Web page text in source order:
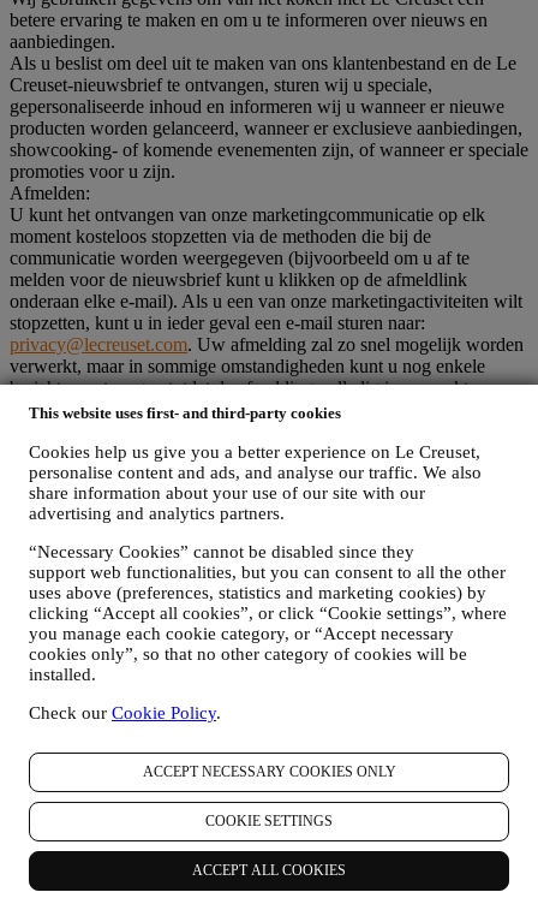
This website uses first- and third-party cookies
Cookies help us give you a better experience on Le Creuset,
personalise content and ads, and analyse our traffic. We also
share information about your use of our site with our
advertising and analytics partners.
“Necessary Cookies” cannot be disabled since they
support web functionalities, but you can consent to all the other
uses above (preferences, statistics and marketing cookies) by
clicking “Accept all cookies”, or click “Cookie settings”, where
you manage each cookie category, or “Accept necessary
cookies only”, so that no other category of cookies will be
installed.
Check our Cookie Policy.
ACCEPT NECESSARY COOKIES ONLY
COOKIE SETTINGS
ACCEPT ALL COOKIES
betere ervaring te maken en om u te informeren over nieuws en
aanbiedingen.
Als u beslist om deel uit te maken van ons klantenbestand en de Le
Creuset-nieuwsbrief te ontvangen, sturen wij u speciale,
gepersonaliseerde inhoud en informeren wij u wanneer er nieuwe
producten worden gelanceerd, wanneer er exclusieve aanbiedingen,
showcooking- of komende evenementen zijn, of wanneer er speciale
promoties voor u zijn.
Afmelden:
U kunt het ontvangen van onze marketingcommunicatie op elk
moment kosteloos stopzetten via de methoden die bij de
communicatie worden weergegeven (bijvoorbeeld om u af te
melden voor de nieuwsbrief kunt u klikken op de afmeldlink
onderaan elke e-mail). Als u een van onze marketingactiviteiten wilt
stopzetten, kunt u in ieder geval een e-mail sturen naar:
privacy@lecreuset.com. Uw afmelding zal zo snel mogelijk worden
verwerkt, maar in sommige omstandigheden kunt u nog enkele
berichten ontvangen totdat de afmelding volledig is verwerkt.
Uw gegevens zijn onder uw controle
voorkeuren te allen tijde kunt beheren. U kunt erop rekenen dat wij
uw gegevens nooit zonder uw toestemming aan derden zullen
doorgeven voor hun eigen marketingdoeleinden. Voor informatie of
om uw privacyrechten uit te oefenen, kunt u ons mailen op
dienst kunnen zijn en wij zullen tijdig reageren.
Volledige Privacyverklaring Van Le Creuset
Le Creuset verbindt zich ertoe uw persoonsgegevens en uw privacy
te beschermen en in deze verklaring wordt uitgelegd hoe wij uw
persoonsgegevens verzamelen en verwerken in overeenstemming
met de EU-wetgeving inzake gegevensbescherming (met inbegrip
2016/679) en de wet inzake gegevensbescherming die van
"Gegevensbeschermingswetten").
1. WANNEER EN WELK SOORT GEGEVENS VERZAMELEN WIJ
VAN U?
“Persoonsgegevens” betekent alle informatie met betrekking tot u en
die ons in staat stelt om u te identificeren, hetzij rechtstreeks of in
combinatie met andere informatie.
Kinderen: Deze website is niet bedoeld voor kinderen en we